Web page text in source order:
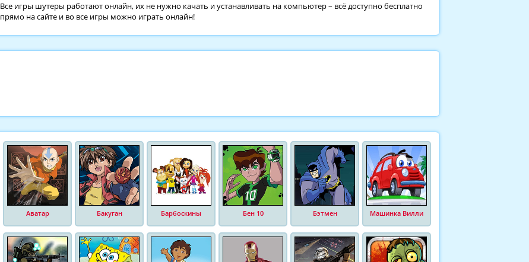
Все игры шутеры работают онлайн, их не нужно качать и устанавливать на компьютер – всё доступно бесплатно
прямо на сайте и во все игры можно играть онлайн!
Аватар Бакуган Барбоскины Бен 10 Бэтмен Машинка Вилли